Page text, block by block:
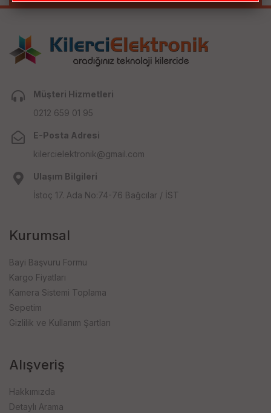
Müşteri Hizmetleri
0212 659 01 95
E-Posta Adresi
kilercielektronik@gmail.com
Ulaşım Bilgileri
İstoç 17. Ada No:74-76 Bağcılar / İST
Kurumsal
Bayi Başvuru Formu
Kargo Fiyatları
Kamera Sistemi Toplama
Sepetim
Gizlilik ve Kullanım Şartları
Alışveriş
Hakkımızda
Detaylı Arama